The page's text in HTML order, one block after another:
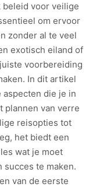
beleid voor veilige
om ervoor
zonder al te veel
exotisch eiland of
voorbereiding
In dit artikel
die je in
plannen van verre
reisopties tot
het biedt een
wat je moet
succes te maken.
van de eerste